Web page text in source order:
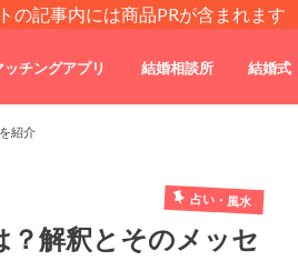
の記事内には商品PRが含まれます
ッチングアプリ 結婚相談所 結婚式
紹介
占い・風水
？解釈とそのメッセ